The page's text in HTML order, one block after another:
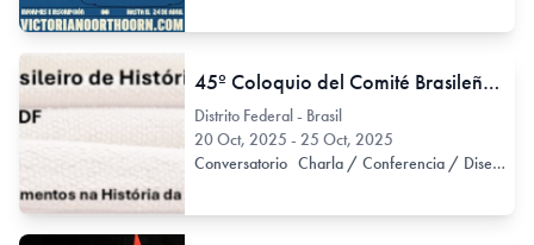
45º Coloquio del Comité Brasileño de Historia del Arte. Tecituras | Tessituras: composições, contexturas e atravessamentos na História da Arte
Distrito Federal - Brasil
20 Oct, 2025 - 25 Oct, 2025
Conversatorio Charla / Conferencia / Disertación